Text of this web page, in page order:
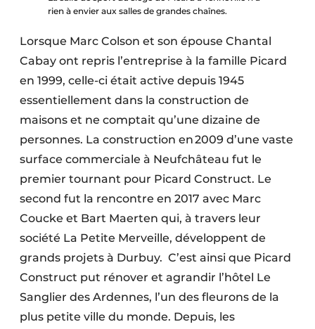
rien à envier aux salles de grandes chaînes.
Lorsque Marc Colson et son épouse Chantal
Cabay ont repris l’entreprise à la famille Picard
en 1999, celle-ci était active depuis 1945
essentiellement dans la construction de
maisons et ne comptait qu’une dizaine de
personnes. La construction en 2009 d’une vaste
surface commerciale à Neufchâteau fut le
premier tournant pour Picard Construct. Le
second fut la rencontre en 2017 avec Marc
Coucke et Bart Maerten qui, à travers leur
société La Petite Merveille, développent de
grands projets à Durbuy. C’est ainsi que Picard
Construct put rénover et agrandir l’hôtel Le
Sanglier des Ardennes, l’un des fleurons de la
plus petite ville du monde. Depuis, les